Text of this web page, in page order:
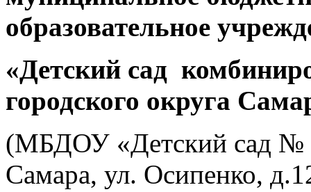
образовательное
«Детский сад
городского округа
(МБДОУ «Детский сад №
Самара, ул. Осипенко,